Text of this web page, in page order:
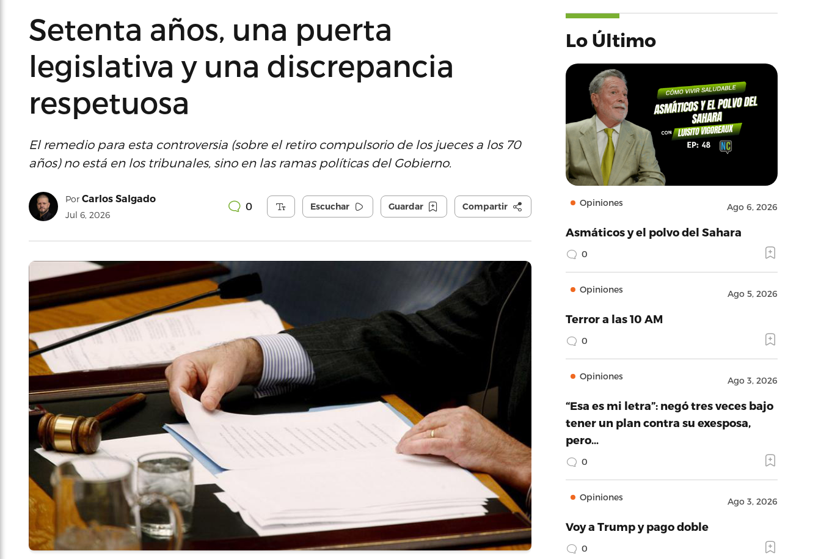
Setenta años, una puerta
legislativa y una discrepancia
respetuosa
El remedio para esta controversia (sobre el retiro compulsorio de los jueces a los 70
años) no está en los tribunales, sino en las ramas políticas del Gobierno.
Por Carlos Salgado
Jul 6, 2026
0 Escuchar Guardar Compartir
Lo Último
Opiniones Ago 6, 2026
Asmáticos y el polvo del Sahara
0
Opiniones Ago 5, 2026
Terror a las 10 AM
0
Opiniones Ago 3, 2026
“Esa es mi letra”: negó tres veces bajo
tener un plan contra su exesposa,
pero…
0
Opiniones Ago 3, 2026
Voy a Trump y pago doble
0